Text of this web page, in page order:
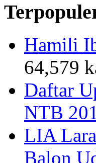
Hamili
64,579
Daftar
NTB
LIA
Balon